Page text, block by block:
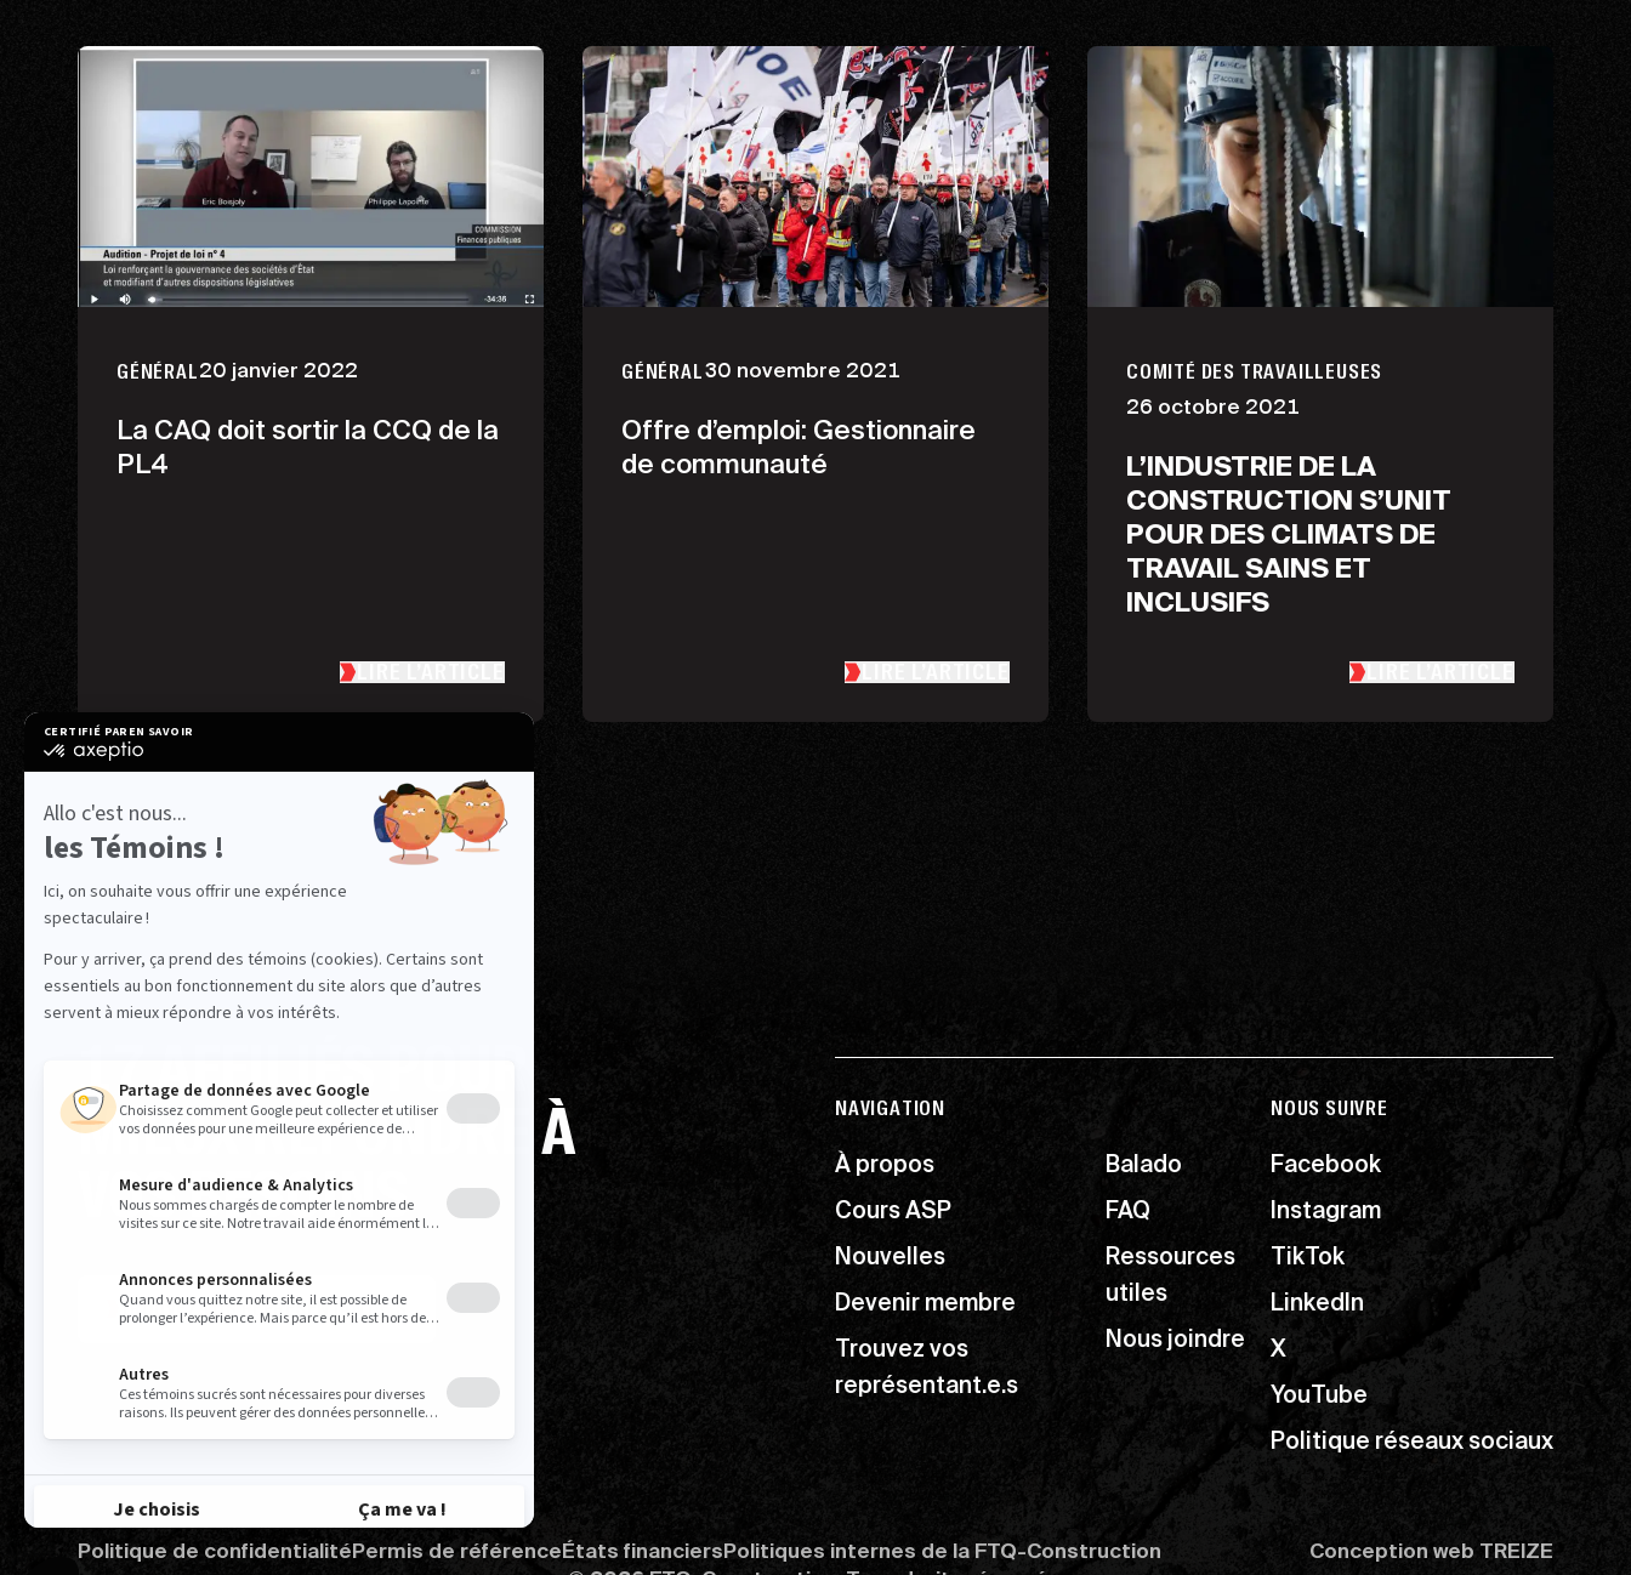
GÉNÉRAL20 janvier 2022
La CAQ doit sortir la CCQ de la
PL4
GÉNÉRAL30 novembre 2021
Offre d’emploi: Gestionnaire
de communauté
COMITÉ DES TRAVAILLEUSES
26 octobre 2021
L’INDUSTRIE DE LA
CONSTRUCTION S’UNIT
POUR DES CLIMATS DE
TRAVAIL SAINS ET
INCLUSIFS
17 AFFILIÉS POUR
MIEUX RÉPONDRE À
VOS BESOINS
TROUVEZ VOS REPRÉSENTANT.E.S
NAVIGATION
À propos
Cours ASP
Nouvelles
Devenir membre
Trouvez vos
représentant.e.s
Balado
FAQ
Ressources
utiles
Nous joindre
NOUS SUIVRE
Facebook
Instagram
TikTok
LinkedIn
X
YouTube
Politique réseaux sociaux
Politique de confidentialitéPermis de référenceÉtats financiersPolitiques internes de la FTQ-Construction Conception webTREIZE